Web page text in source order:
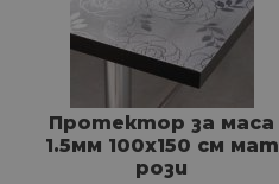
Протектор за маса
1.5мм 100х150 см мат
рози